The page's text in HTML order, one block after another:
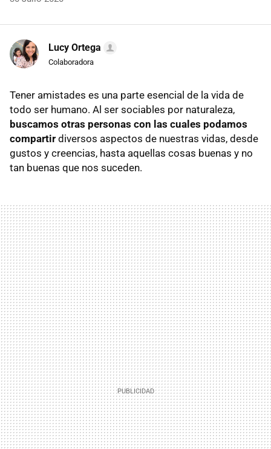
Lucy Ortega
Colaboradora
Tener amistades es una parte esencial de la vida de
todo ser humano. Al ser sociables por naturaleza,
buscamos otras personas con las cuales podamos
compartir diversos aspectos de nuestras vidas, desde
gustos y creencias, hasta aquellas cosas buenas y no
tan buenas que nos suceden.